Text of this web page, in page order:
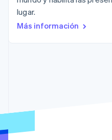
Radar
Prevención de fraude
Atlas
Servicios
lugar.
Más información